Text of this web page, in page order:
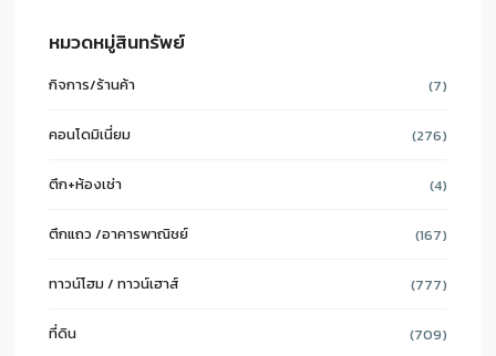
หมวดหมู่สินทรัพย์
กิจการ/ร้านค้า (7)
คอนโดมิเนี่ยม (276)
ตึก+ห้องเช่า (4)
ตึกแถว /อาคารพาณิชย์ (167)
ทาวน์โฮม / ทาวน์เฮาส์ (777)
ที่ดิน (709)